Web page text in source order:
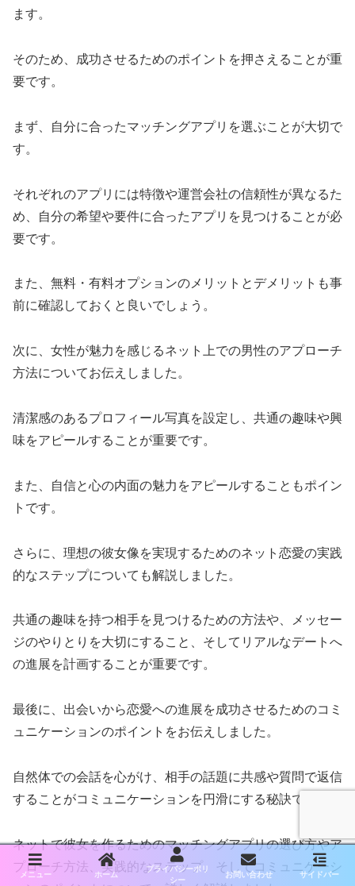
ます。
そのため、成功させるためのポイントを押さえることが重
要です。
まず、自分に合ったマッチングアプリを選ぶことが大切で
す。
それぞれのアプリには特徴や運営会社の信頼性が異なるた
め、自分の希望や要件に合ったアプリを見つけることが必
要です。
また、無料・有料オプションのメリットとデメリットも事
前に確認しておくと良いでしょう。
次に、女性が魅力を感じるネット上での男性のアプローチ
方法についてお伝えしました。
清潔感のあるプロフィール写真を設定し、共通の趣味や興
味をアピールすることが重要です。
また、自信と心の内面の魅力をアピールすることもポイン
トです。
さらに、理想の彼女像を実現するためのネット恋愛の実践
的なステップについても解説しました。
共通の趣味を持つ相手を見つけるための方法や、メッセー
ジのやりとりを大切にすること、そしてリアルなデートへ
の進展を計画することが重要です。
最後に、出会いから恋愛への進展を成功させるためのコミ
ュニケーションのポイントをお伝えしました。
自然体での会話を心がけ、相手の話題に共感や質問で返信
することがコミュニケーションを円滑にする秘訣です。
ネットで彼女を作るためのマッチングアプリの選び方やア
プローチ方法、実践的なステップ、そしてコミュニケーシ
メニュー ホーム
プライバシーポリ
シー
お問い合わせ サイドバー